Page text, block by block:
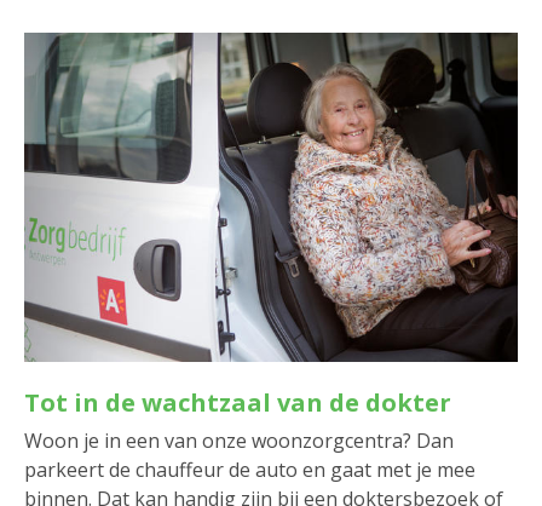
Tot in de wachtzaal van de dokter
Woon je in een van onze woonzorgcentra? Dan
parkeert de chauffeur de auto en gaat met je mee
binnen. Dat kan handig zijn bij een doktersbezoek of